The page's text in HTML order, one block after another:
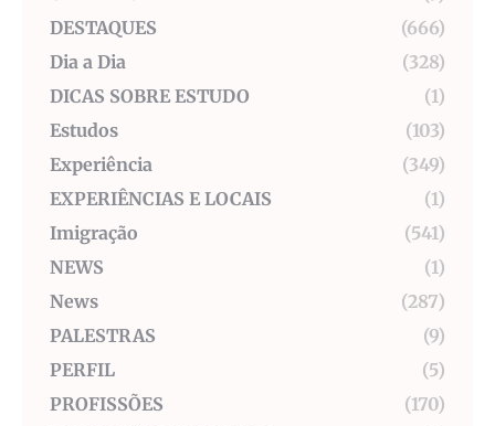
DESTAQUES
(666)
Dia a Dia
(328)
DICAS SOBRE ESTUDO
(1)
Estudos
(103)
Experiência
(349)
EXPERIÊNCIAS E LOCAIS
(1)
Imigração
(541)
NEWS
(1)
News
(287)
PALESTRAS
(9)
PERFIL
(5)
PROFISSÕES
(170)